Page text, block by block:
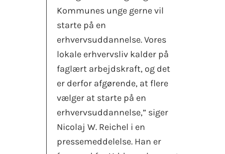
Kommunes unge gerne vil
starte på en
erhvervsuddannelse. Vores
lokale erhvervsliv kalder på
faglært arbejdskraft, og det
er derfor afgørende, at flere
vælger at starte på en
erhvervsuddannelse,” siger
Nicolaj W. Reichel i en
pressemeddelelse. Han er